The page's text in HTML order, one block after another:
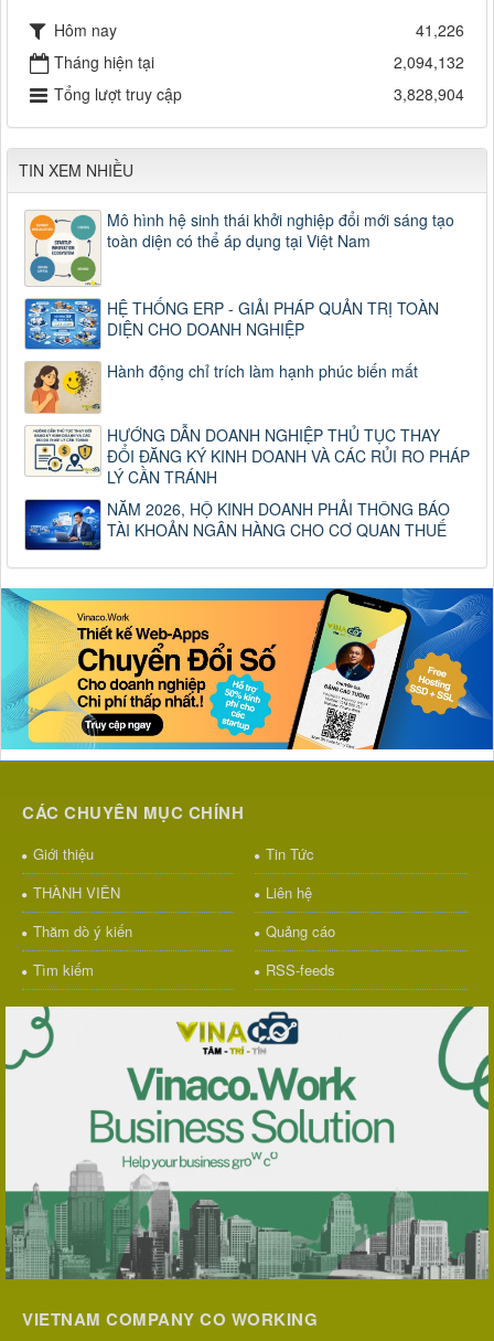
Hôm nay
41,226
Tháng hiện tại
2,094,132
Tổng lượt truy cập
3,828,904
TIN XEM NHIỀU
Mô hình hệ sinh thái khởi nghiệp đổi mới sáng tạo
toàn diện có thể áp dụng tại Việt Nam
HỆ THỐNG ERP - GIẢI PHÁP QUẢN TRỊ TOÀN
DIỆN CHO DOANH NGHIỆP
Hành động chỉ trích làm hạnh phúc biến mất
HƯỚNG DẪN DOANH NGHIỆP THỦ TỤC THAY
ĐỔI ĐĂNG KÝ KINH DOANH VÀ CÁC RỦI RO PHÁP
LÝ CẦN TRÁNH
NĂM 2026, HỘ KINH DOANH PHẢI THÔNG BÁO
TÀI KHOẢN NGÂN HÀNG CHO CƠ QUAN THUẾ
CÁC CHUYÊN MỤC CHÍNH
Giới thiệu
Tin Tức
THÀNH VIÊN
Liên hệ
Thăm dò ý kiến
Quảng cáo
Tìm kiếm
RSS-feeds
VIETNAM COMPANY CO WORKING